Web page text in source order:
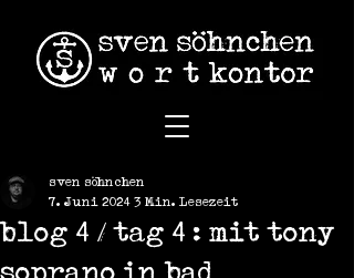
blog 4 / tag 4 : mit tony
soprano in bad
sven söhnchen
7. Juni 2024 3 Min. Lesezeit